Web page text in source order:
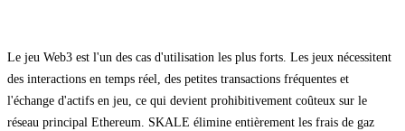
Le jeu Web3 est l'un des cas d'utilisation les plus forts. Les jeux nécessitent
des interactions en temps réel, des petites transactions fréquentes et
l'échange d'actifs en jeu, ce qui devient prohibitivement coûteux sur le
réseau principal Ethereum. SKALE élimine entièrement les frais de gaz